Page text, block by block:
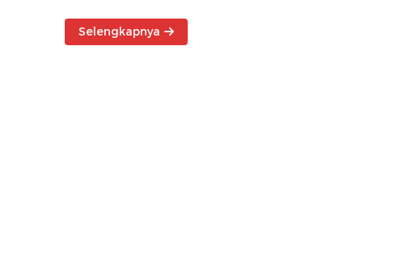
Operasional
Selengkapnya